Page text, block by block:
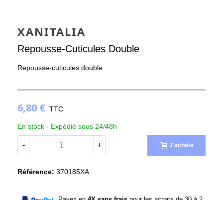
XANITALIA
Repousse-Cuticules Double
Repousse-cuticules double.
6,80 € TTC
En stock - Expédié sous 24/48h
- + J'achète
Référence: 370185XA